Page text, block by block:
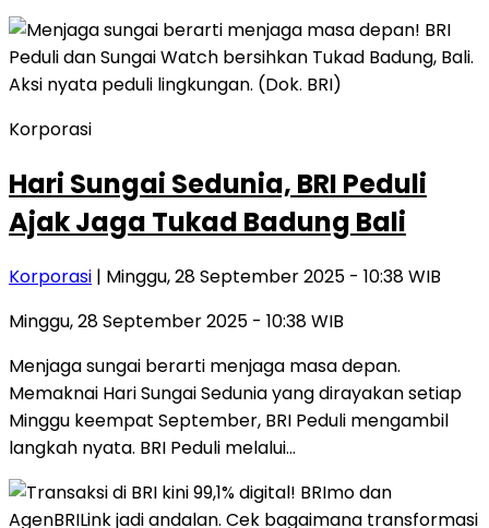
Korporasi
Hari Sungai Sedunia, BRI Peduli
Ajak Jaga Tukad Badung Bali
Korporasi | Minggu, 28 September 2025 - 10:38 WIB
Minggu, 28 September 2025 - 10:38 WIB
Menjaga sungai berarti menjaga masa depan.
Memaknai Hari Sungai Sedunia yang dirayakan setiap
Minggu keempat September, BRI Peduli mengambil
langkah nyata. BRI Peduli melalui…